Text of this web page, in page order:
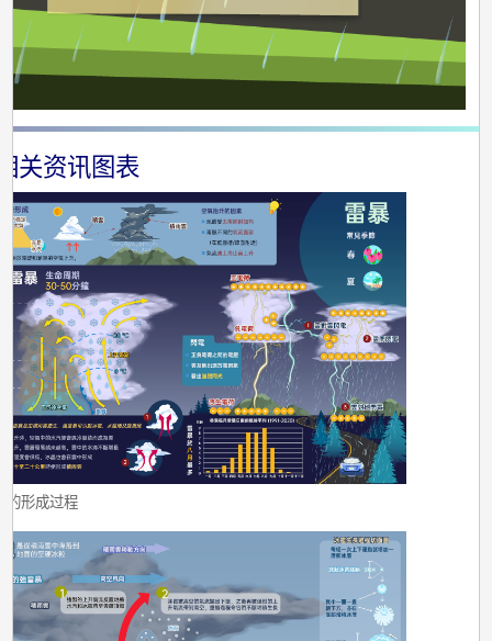
关资讯图表
的形成过程